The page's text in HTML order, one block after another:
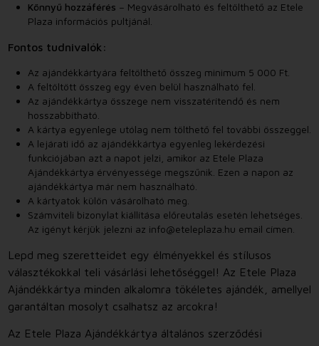
Könnyű hozzáférés – Megvásárolható és feltölthető az Etele
Plaza információs pultjánál.
Fontos tudnivalók:
Az ajándékkártyára feltölthető összeg minimum 5 000 Ft.
A feltöltött összeg egy éven belül használható fel.
Az ajándékkártya összege nem visszatérítendő és nem
hosszabbítható.
A kártya egyenlege utólag nem tölthető fel további összeggel.
A lejárati idő az ajándékkártya egyenleg lekérdezési
funkciójában azt a napot jelzi, amikor az Etele Plaza
Ajándékkártya érvényessége megszűnik. Ezen a napon az
ajándékkártya már nem használható.
A kártyatok külön vásárolható meg.
Számviteli bizonylat kiállítása előreutalás esetén lehetséges.
Az igényt kérjük jelezni az info@eteleplaza.hu email címen.
Lepd meg szeretteidet egy élményekkel és stílusos
választékokkal teli vásárlási lehetőséggel! Az Etele Plaza
Ajándékkártya minden alkalomra tökéletes ajándék, amellyel
garantáltan mosolyt csalhatsz az arcokra!
Az Etele Plaza Ajándékkártya általános szerződési